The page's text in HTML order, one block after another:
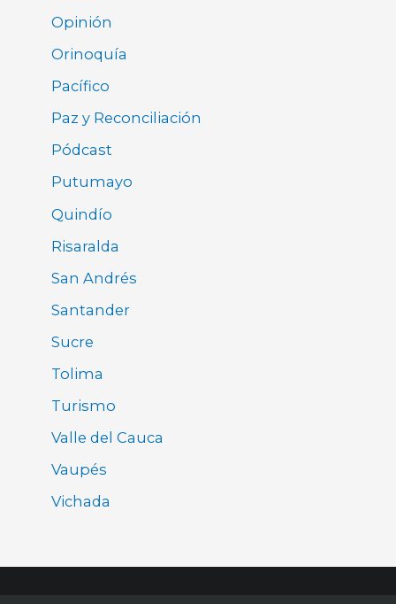
Opinión
Orinoquía
Pacífico
Paz y Reconciliación
Pódcast
Putumayo
Quindío
Risaralda
San Andrés
Santander
Sucre
Tolima
Turismo
Valle del Cauca
Vaupés
Vichada